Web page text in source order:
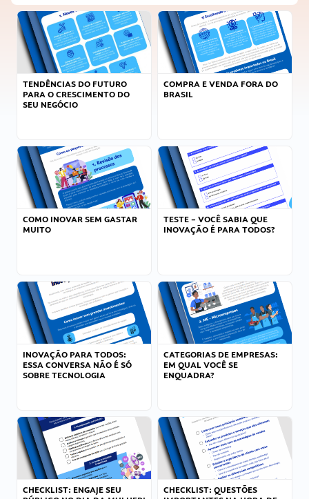
TENDÊNCIAS DO FUTURO
PARA O CRESCIMENTO DO
SEU NEGÓCIO
COMPRA E VENDA FORA DO
BRASIL
COMO INOVAR SEM GASTAR
MUITO
TESTE – VOCÊ SABIA QUE
INOVAÇÃO É PARA TODOS?
INOVAÇÃO PARA TODOS:
ESSA CONVERSA NÃO É SÓ
SOBRE TECNOLOGIA
CATEGORIAS DE EMPRESAS:
EM QUAL VOCÊ SE
ENQUADRA?
CHECKLIST: ENGAJE SEU
CHECKLIST: QUESTÕES